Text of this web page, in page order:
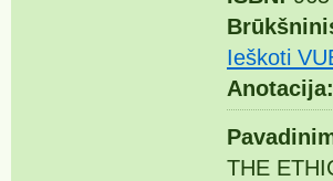
Ieškoti
Anotacija:
THE